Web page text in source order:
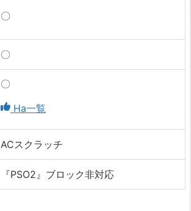
〇
〇
〇
Ha一覧
ACスクラッチ
『PSO2』ブロック非対応